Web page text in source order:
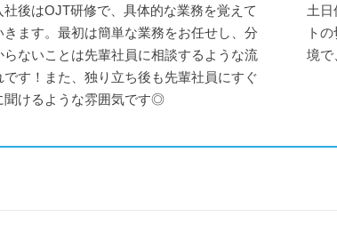
社後はOJT研修で、具体的な業務を覚えて
きます。最初は簡単な業務をお任せし、分
らないことは先輩社員に相談するような流
です！また、独り立ち後も先輩社員にすぐ
聞けるような雰囲気です◎
土日
ト
境で